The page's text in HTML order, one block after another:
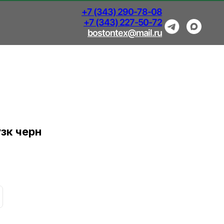
+7 (343) 290-78-08
+7 (343) 227-50-72
bostontex@mail.ru
черн